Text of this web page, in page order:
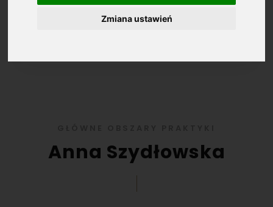
Zmiana ustawień
+48 790 778 888
Anna Szydłowska